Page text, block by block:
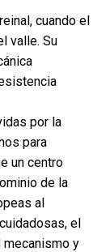
cuando el
valle. Su
por la
para
un centro
de la
al
el
mecanismo y